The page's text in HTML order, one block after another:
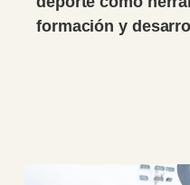
formación y